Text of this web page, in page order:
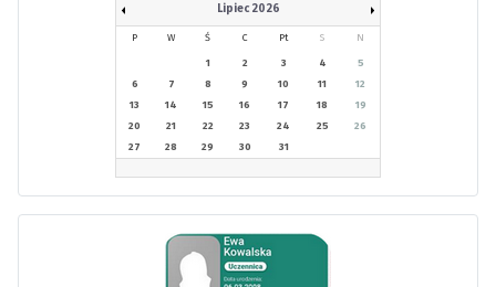
Lipiec 2026
P W Ś C Pt S N
1 2 3 4
5
6
7 8 9 10 11
12
13
14 15 16 17 18
19
20
21 22 23 24 25
26
27
28 29 30 31